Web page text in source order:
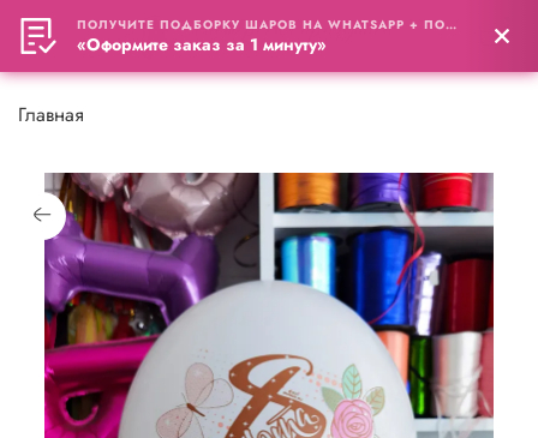
0
Главная
ПОЛУЧИТЕ ПОДБОРКУ ШАРОВ НА WHATSAPP + ПОДАРОК
«Оформите заказ за 1 минуту»